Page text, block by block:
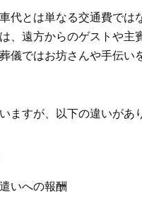
代とは単なる交通費では
、遠方からのゲストや主
儀ではお坊さんや手伝い
ますが、以下の違いがあ
いへの報酬